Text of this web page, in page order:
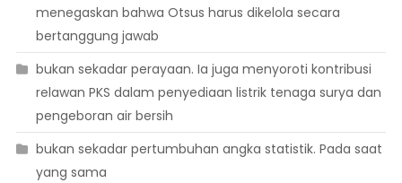
menegaskan bahwa Otsus harus dikelola secara
bertanggung jawab
bukan sekadar perayaan. Ia juga menyoroti kontribusi
relawan PKS dalam penyediaan listrik tenaga surya dan
pengeboran air bersih
bukan sekadar pertumbuhan angka statistik. Pada saat
yang sama